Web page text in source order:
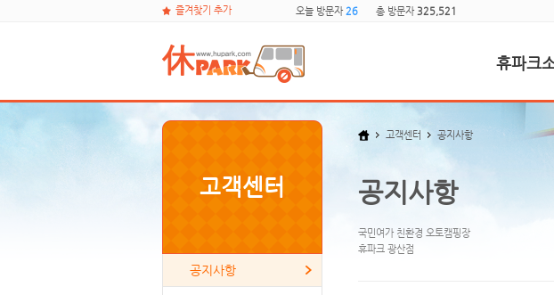
즐겨찾기 추가 오늘 방문자 26 총 방문자 325,521
휴파크
고객센터
공지사항
고객센터 공지사항
공지사항
국민여가 친환경 오토캠핑장
휴파크 광산점